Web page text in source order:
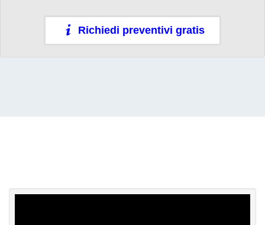
Richiedi preventivi gratis